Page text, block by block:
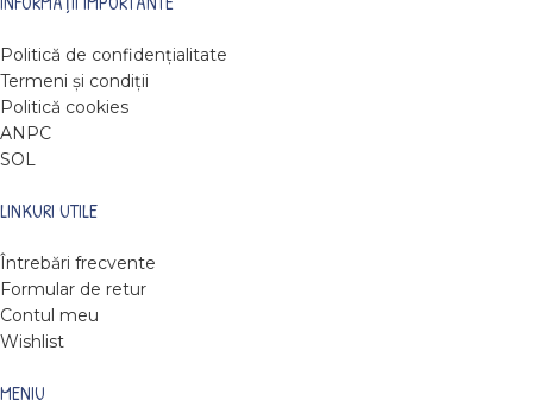
Politică de confidențialitate
Termeni și condiții
Politică cookies
ANPC
SOL
LINKURI UTILE
Întrebări frecvente
Formular de retur
Contul meu
Wishlist
MENIU